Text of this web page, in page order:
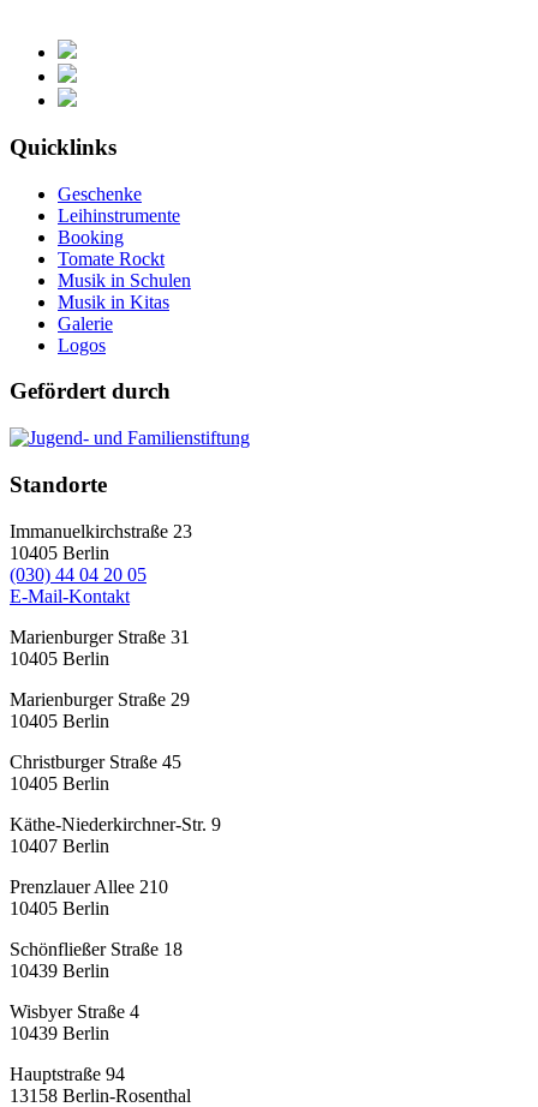
Quicklinks
Geschenke
Leihinstrumente
Booking
Tomate Rockt
Musik in Schulen
Musik in Kitas
Galerie
Logos
Gefördert durch
Standorte
Immanuelkirchstraße 23
10405 Berlin
(030) 44 04 20 05
E-Mail-Kontakt
Marienburger Straße 31
10405 Berlin
Marienburger Straße 29
10405 Berlin
Christburger Straße 45
10405 Berlin
Käthe-Niederkirchner-Str. 9
10407 Berlin
Prenzlauer Allee 210
10405 Berlin
Schönfließer Straße 18
10439 Berlin
Wisbyer Straße 4
10439 Berlin
Hauptstraße 94
13158 Berlin-Rosenthal